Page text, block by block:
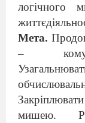
логічного
Мета.
–
мишею.